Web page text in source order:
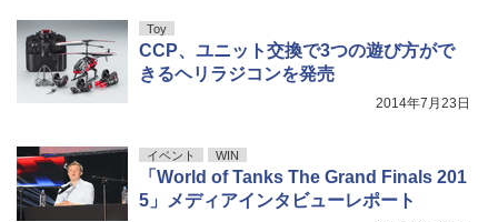
Toy
CCP、ユニット交換で3つの遊び方がで
きるヘリラジコンを発売
2014年7月23日
イベント WIN
「World of Tanks The Grand Finals 201
5」メディアインタビューレポート